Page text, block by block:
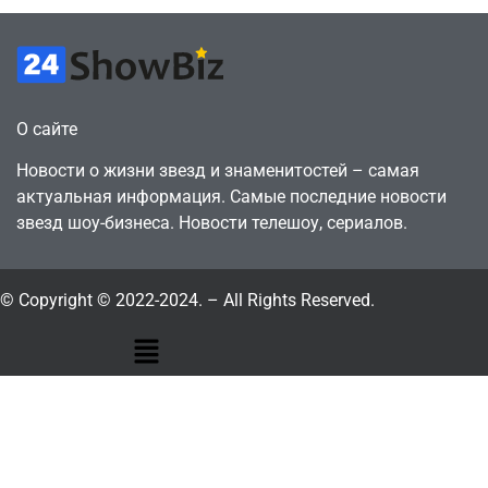
О сайте
Новости о жизни звезд и знаменитостей – самая
актуальная информация. Самые последние новости
звезд шоу-бизнеса. Новости телешоу, сериалов.
© Copyright © 2022-2024. – All Rights Reserved.